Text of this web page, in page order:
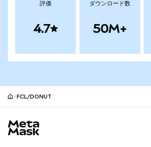
評価
4.7
ダウンロード数
50M+
FCL/DONUT